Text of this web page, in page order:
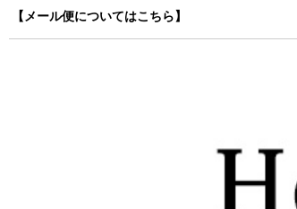
【メール便についてはこちら】